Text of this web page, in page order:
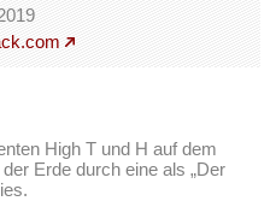
High T und H auf dem
Erde durch eine als „Der